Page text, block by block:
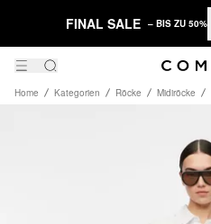
FINAL SALE – BIS ZU 50%
Home Kategorien Röcke Midiröcke